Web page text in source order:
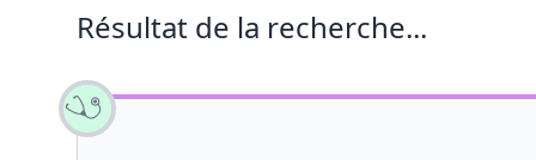
Résultat de la recherche...